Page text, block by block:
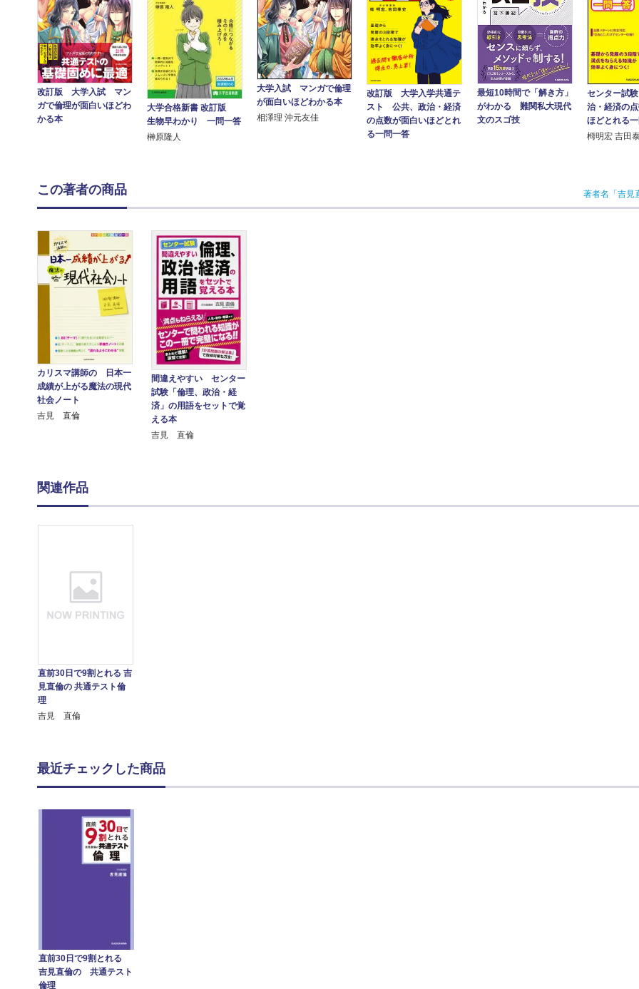
改訂版 大学入試 マン
ガで倫理が面白いほどわ
かる本
大学合格新書 改訂版
生物早わかり 一問一答
榊原隆人
大学入試 マンガで倫理
が面白いほどわかる本
相澤理 沖元友佳
改訂版 大学入学共通テ
スト 公共、政治・経済
の点数が面白いほどとれ
る一問一答
最短10時間で「解き方」
がわかる 難関私大現代
文のスゴ技
センター試
治・経済の
ほどとれる
栂明宏 吉田
この著者の商品 著者名「吉見
カリスマ講師の 日本一
成績が上がる魔法の現代
社会ノート
吉見 直倫
間違えやすい センター
試験「倫理、政治・経
済」の用語をセットで覚
える本
吉見 直倫
関連作品
直前30日で9割とれる 吉
見直倫の 共通テスト倫
理
吉見 直倫
最近チェックした商品
直前30日で9割とれる
吉見直倫の 共通テスト
倫理